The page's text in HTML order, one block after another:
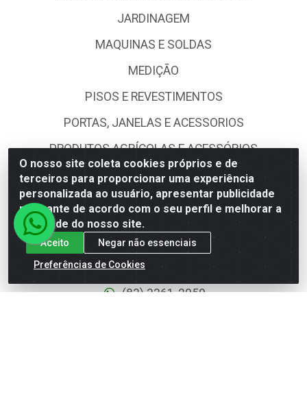
O nosso site coleta cookies próprios e de
terceiros para proporcionar uma experiência
personalizada ao usuário, apresentar publicidade
relevante de acordo com o seu perfil e melhorar a
qualidade do nosso site.
Aceito
Negar não essenciais
Preferências de Cookies
JARDINAGEM
MAQUINAS E SOLDAS
MEDIÇÃO
PISOS E REVESTIMENTOS
PORTAS, JANELAS E ACESSORIOS
PRODUTOS AGRÍCOLAS E ACESSÓRIOS
TINTAS E ACESSORIOS
UTILIDADES DOMÉSTICAS
FALE CONOSCO
(83) 3361-2959
(83) 3361-2959